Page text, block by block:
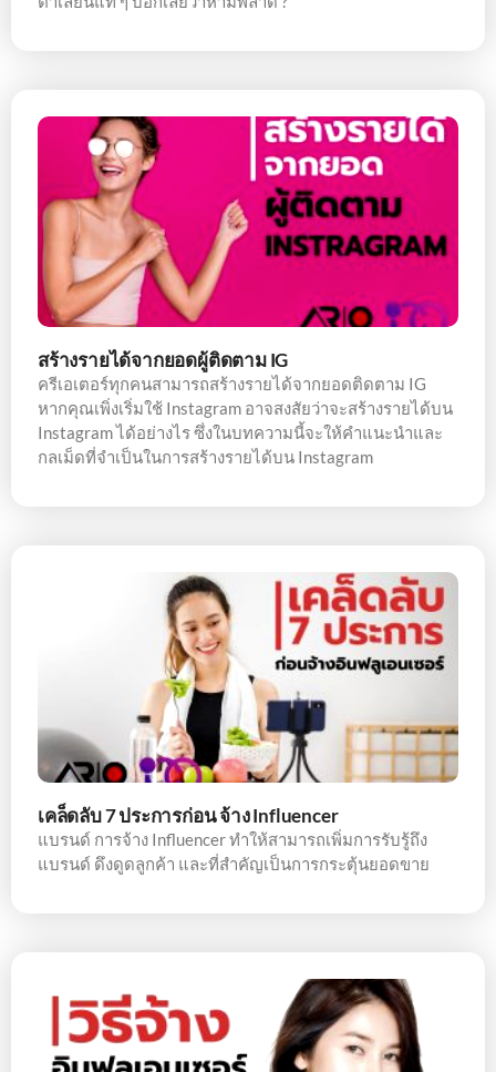
สร้างรายได้จากยอดผู้ติดตาม IG
ครีเอเตอร์ทุกคนสามารถสร้างรายได้จากยอดติดตาม IG
หากคุณเพิ่งเริ่มใช้ Instagram อาจสงสัยว่าจะสร้างรายได้บน
Instagram ได้อย่างไร ซึ่งในบทความนี้จะให้คำแนะนำและ
กลเม็ดที่จำเป็นในการสร้างรายได้บน Instagram
เคล็ดลับ 7 ประการก่อน จ้าง Influencer
แบรนด์ การจ้าง Influencer ทำให้สามารถเพิ่มการรับรู้ถึง
แบรนด์ ดึงดูดลูกค้า และที่สำคัญเป็นการกระตุ้นยอดขาย